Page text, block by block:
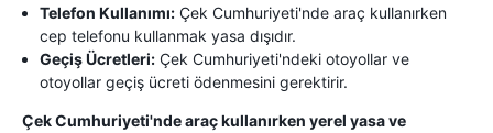
Telefon Kullanımı: Çek Cumhuriyeti'nde araç kullanırken
cep telefonu kullanmak yasa dışıdır.
Geçiş Ücretleri: Çek Cumhuriyeti'ndeki otoyollar ve
otoyollar geçiş ücreti ödenmesini gerektirir.
Çek Cumhuriyeti'nde araç kullanırken yerel yasa ve